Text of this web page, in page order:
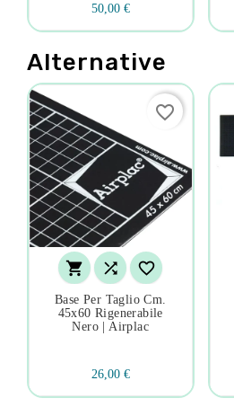
50,00 €
Alternative
  
Base Per Taglio Cm.
45x60 Rigenerabile
Nero | Airplac
26,00 €
favorite_border